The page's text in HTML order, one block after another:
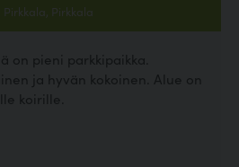
Pirkkala, Pirkkala
on pieni parkkipaikka.
ja hyvän kokoinen. Alue on
koirille.